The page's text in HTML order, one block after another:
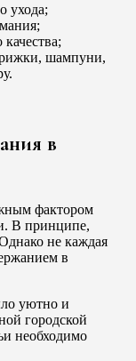
ухода;
шампуни,
в
фактором
В принципе,
не каждая
в
уютно и
городской
необходимо